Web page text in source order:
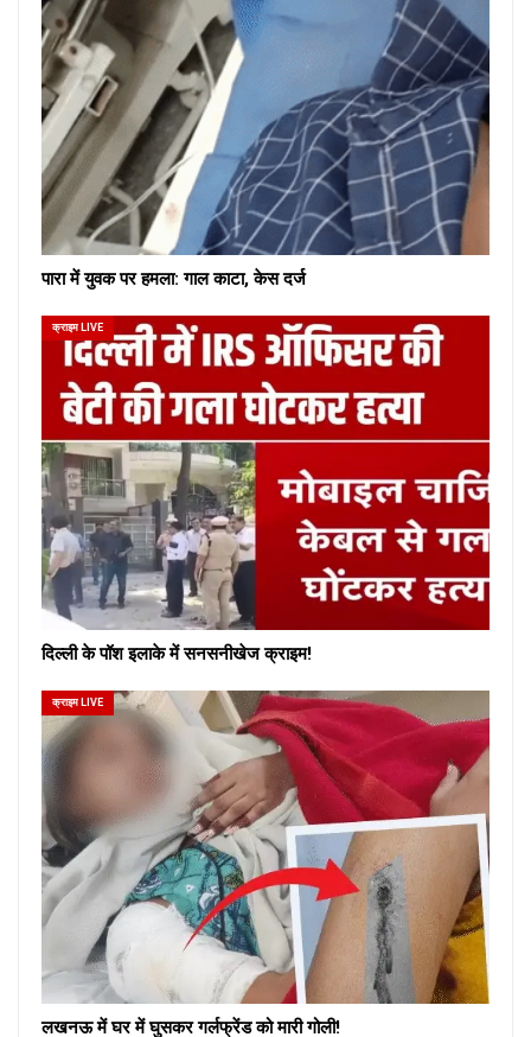
पारा में युवक पर हमला: गाल काटा, केस दर्ज
क्राइम LIVE
दिल्ली के पॉश इलाके में सनसनीखेज क्राइम!
क्राइम LIVE
लखनऊ में घर में घुसकर गर्लफ्रेंड को मारी गोली!